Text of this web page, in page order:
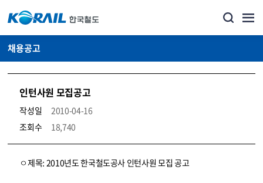
채용공고
인턴사원 모집공고
작성일
2010-04-16
조회수
18,740
코레일소개_경영공시_채용공고 상세보기 – 내용, 파일, 담당자 연락처로 구성
ㅇ제목: 2010년도 한국철도공사 인턴사원 모집 공고